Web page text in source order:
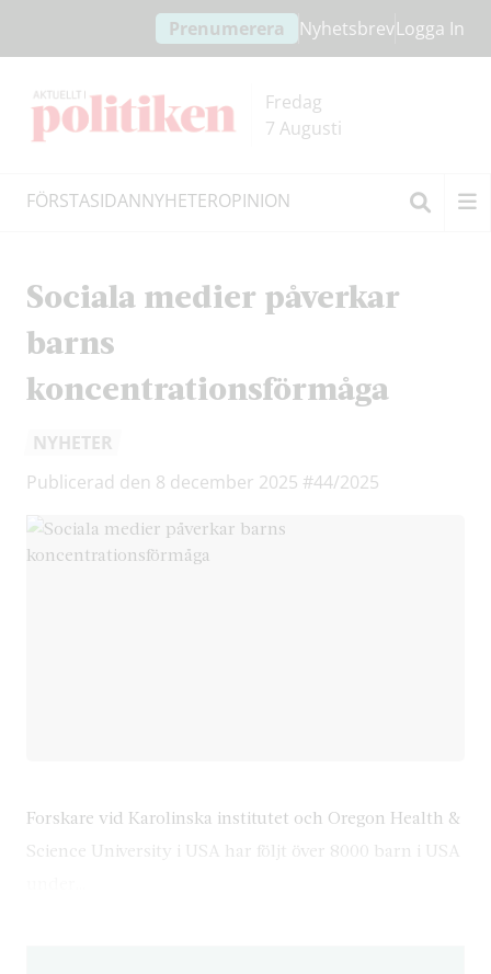
innehållet
headern
Prenumerera NyhetsbrevLogga In
Fredag
7 Augusti
FÖRSTASIDANNYHETEROPINION
Sociala medier påverkar
barns
koncentrationsförmåga
NYHETER
Publicerad den 8 december 2025 #44/2025
Forskare vid Karolinska institutet och Oregon Health &
Science University i USA har följt över 8000 barn i USA